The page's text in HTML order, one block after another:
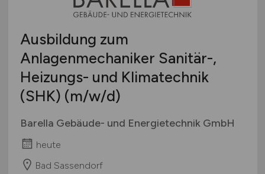
Ausbildung zum
Anlagenmechaniker Sanitär-,
Heizungs- und Klimatechnik
(SHK) (m/w/d)
Barella Gebäude- und Energietechnik GmbH
heute
Bad Sassendorf